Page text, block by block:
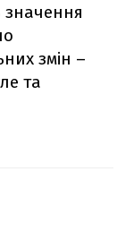
значення
змін –
та